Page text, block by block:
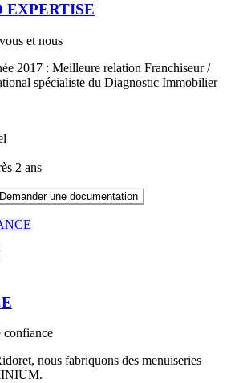
EXPERTISE
et nous
2017 : Meilleure relation Franchiseur /
spécialiste du Diagnostic Immobilier
2 ans
Demander une documentation
confiance
nous fabriquons des menuiseries